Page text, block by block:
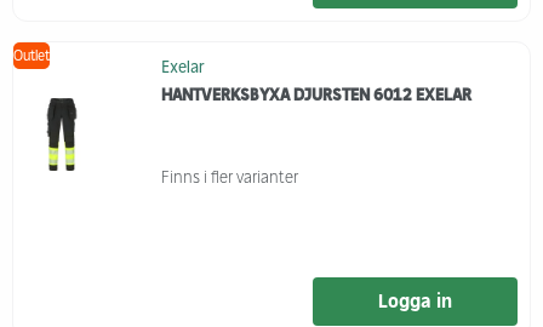
Outlet
Exelar
HANTVERKSBYXA DJURSTEN 6012 EXELAR
Finns i fler varianter
Logga in